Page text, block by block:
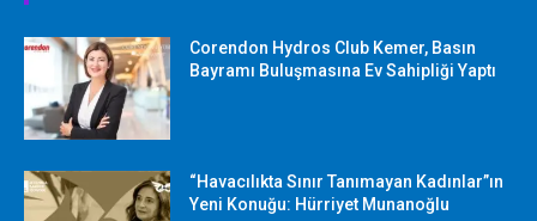
Corendon Hydros Club Kemer, Basın
Bayramı Buluşmasına Ev Sahipliği Yaptı
“Havacılıkta Sınır Tanımayan Kadınlar”ın
Yeni Konuğu: Hürriyet Munanoğlu